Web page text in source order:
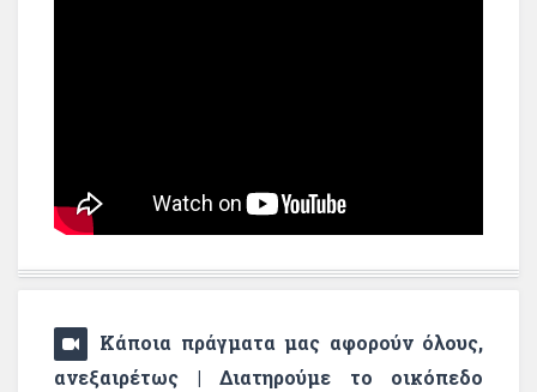
Κάποια πράγματα μας αφορούν όλους,
ανεξαιρέτως | Διατηρούμε το οικόπεδο